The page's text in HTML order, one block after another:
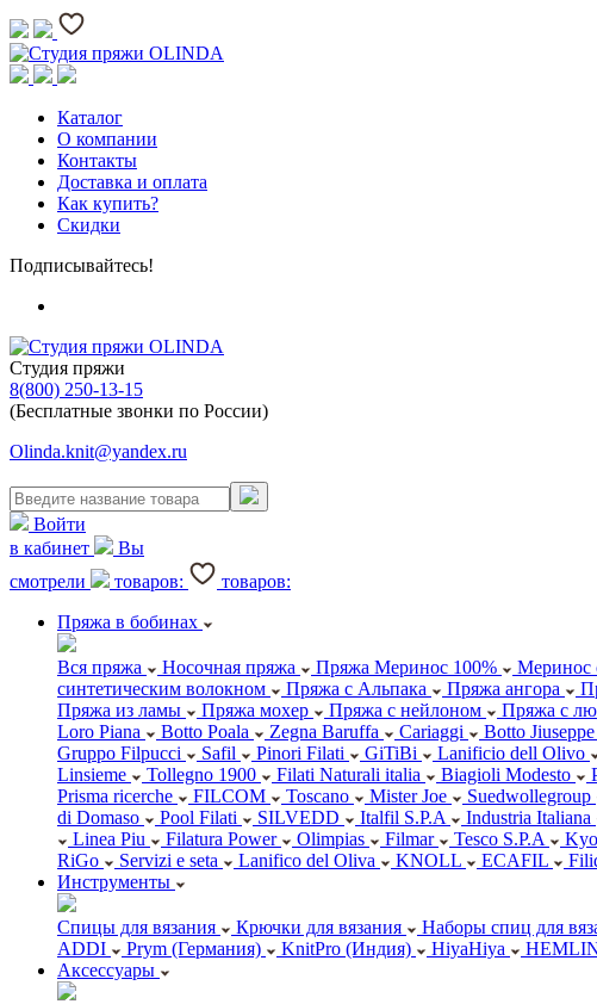
Каталог
О компании
Контакты
Доставка и оплата
Как купить?
Скидки
Подписывайтесь!
Студия пряжи
8(800) 250-13-15
(Бесплатные звонки по России)
Olinda.knit@yandex.ru
Войти
в кабинет
Вы
смотрели
товаров:
товаров:
Пряжа в бобинах
Вся пряжа Носочная пряжа Пряжа Меринос 100% Меринос
синтетическим волокном
Пряжа с Альпака Пряжа ангора
Пряжа из ламы
Пряжа мохер Пряжа с нейлоном Пряжа с
Loro Piana
Botto Poala Zegna Baruffa Cariaggi Botto Jiuseppe
Gruppo Filpucci
Safil Pinori Filati GiTiBi Lanificio dell Olivo
Linsieme
Tollegno 1900 Filati Naturali italia Biagioli Modesto
Prisma ricerche
FILCOM Toscano Mister Joe Suedwollegroup
di Domaso
Pool Filati SILVEDD Italfil S.P.A Industria Italiana
Linea Piu
Filatura Power Olimpias Filmar Tesco S.P.A
RiGo
Servizi e seta Lanifico del Oliva KNOLL ECAFIL
Инструменты
Спицы для вязания Крючки для вязания
Наборы спиц для
ADDI
Prym (Германия) KnitPro (Индия) HiyaHiya
Аксессуары